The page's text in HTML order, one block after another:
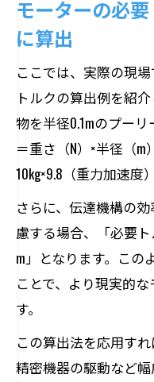
モーターの必
に算出
ここでは、実際の現
トルクの算出例を紹
物を半径0.1mのプー
＝重さ（N）×半径（m
10kg×9.8（重力加速度
さらに、伝達機構の
慮する場合、「必要ト
m」となります。この
ことで、より現実的
す。
この算出法を応用す
精密機器の駆動など